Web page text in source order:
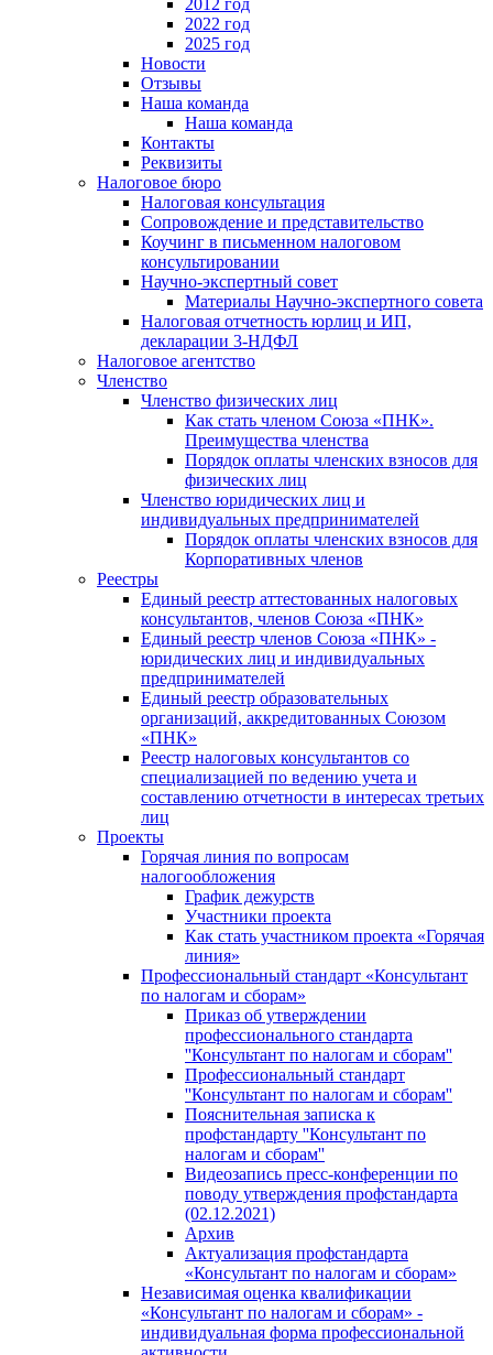
2012 год
2022 год
2025 год
Новости
Отзывы
Наша команда
Наша команда
Контакты
Реквизиты
Налоговое бюро
Налоговая консультация
Cопровождение и представительство
Коучинг в письменном налоговом
консультировании
Научно-экспертный совет
Материалы Научно-экспертного совета
Налоговая отчетность юрлиц и ИП,
декларации 3-НДФЛ
Налоговое агентство
Членство
Членство физических лиц
Как стать членом Союза «ПНК».
Преимущества членства
Порядок оплаты членских взносов для
физических лиц
Членство юридических лиц и
индивидуальных предпринимателей
Порядок оплаты членских взносов для
Корпоративных членов
Реестры
Единый реестр аттестованных налоговых
консультантов, членов Союза «ПНК»
Единый реестр членов Союза «ПНК» -
юридических лиц и индивидуальных
предпринимателей
Единый реестр образовательных
организаций, аккредитованных Союзом
«ПНК»
Реестр налоговых консультантов со
специализацией по ведению учета и
составлению отчетности в интересах третьих
лиц
Проекты
Горячая линия по вопросам
налогообложения
График дежурств
Участники проекта
Как стать участником проекта «Горячая
линия»
Профессиональный стандарт «Консультант
по налогам и сборам»
Приказ об утверждении
профессионального стандарта
''Консультант по налогам и сборам''
Профессиональный стандарт
''Консультант по налогам и сборам''
Пояснительная записка к
профстандарту ''Консультант по
налогам и сборам''
Видеозапись пресс-конференции по
поводу утверждения профстандарта
(02.12.2021)
Архив
Актуализация профстандарта
«Консультант по налогам и сборам»
Независимая оценка квалификации
«Консультант по налогам и сборам» -
индивидуальная форма профессиональной